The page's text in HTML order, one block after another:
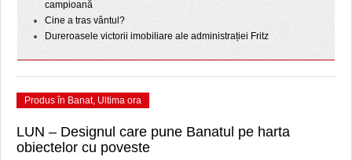
campioană
Cine a tras vântul?
Dureroasele victorii imobiliare ale administrației Fritz
Produs în Banat, Ultima ora
LUN – Designul care pune Banatul pe harta
obiectelor cu poveste